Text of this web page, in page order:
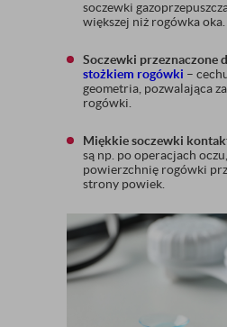
soczewki
większej niż rogówka oka.
Soczewki przeznaczone
stożkiem rogówki –
geometria, pozwalająca
rogówki.
Miękkie soczewki
są np. po operacjach
powierzchnię rogówki
strony powiek.